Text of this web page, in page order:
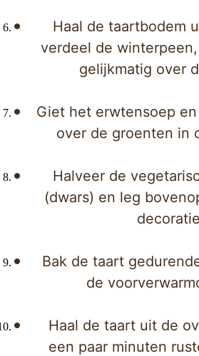
Haal de taartbodem
verdeel de
gelijkmatig over
Giet het erwtensoep
over de groenten in
Halveer de
(dwars) en leg
Bak de taart
de
Haal de taart uit de
een paar minuten